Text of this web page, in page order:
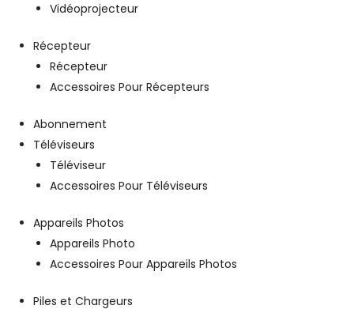
Vidéoprojecteur
Récepteur
Récepteur
Accessoires Pour Récepteurs
Abonnement
Téléviseurs
Téléviseur
Accessoires Pour Téléviseurs
Appareils Photos
Appareils Photo
Accessoires Pour Appareils Photos
Piles et Chargeurs